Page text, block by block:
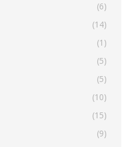
(6)
(14)
(1)
(5)
(5)
(10)
(15)
(9)